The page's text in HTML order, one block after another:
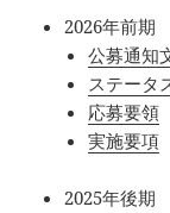
2026年前期
公募通知
ステータ
応募要領
実施要項
2025年後期